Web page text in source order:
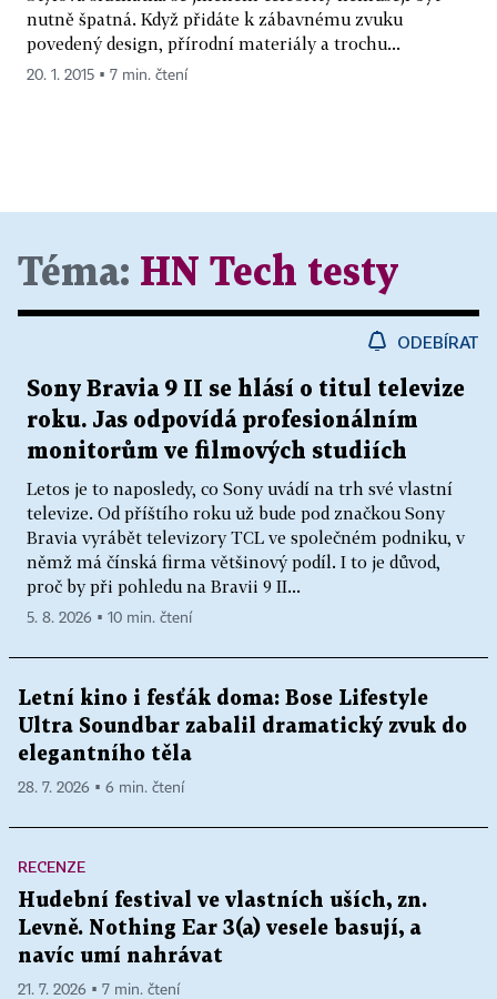
nutně špatná. Když přidáte k zábavnému zvuku
povedený design, přírodní materiály a trochu...
20. 1. 2015 ▪ 7 min. čtení
Téma: HN Tech testy
ODEBÍRAT
Sony Bravia 9 II se hlásí o titul televize
roku. Jas odpovídá profesionálním
monitorům ve filmových studiích
Letos je to naposledy, co Sony uvádí na trh své vlastní
televize. Od příštího roku už bude pod značkou Sony
Bravia vyrábět televizory TCL ve společném podniku, v
němž má čínská firma většinový podíl. I to je důvod,
proč by při pohledu na Bravii 9 II...
5. 8. 2026 ▪ 10 min. čtení
Letní kino i fesťák doma: Bose Lifestyle
Ultra Soundbar zabalil dramatický zvuk do
elegantního těla
28. 7. 2026 ▪ 6 min. čtení
RECENZE
Hudební festival ve vlastních uších, zn.
Levně. Nothing Ear 3(a) vesele basují, a
navíc umí nahrávat
21. 7. 2026 ▪ 7 min. čtení